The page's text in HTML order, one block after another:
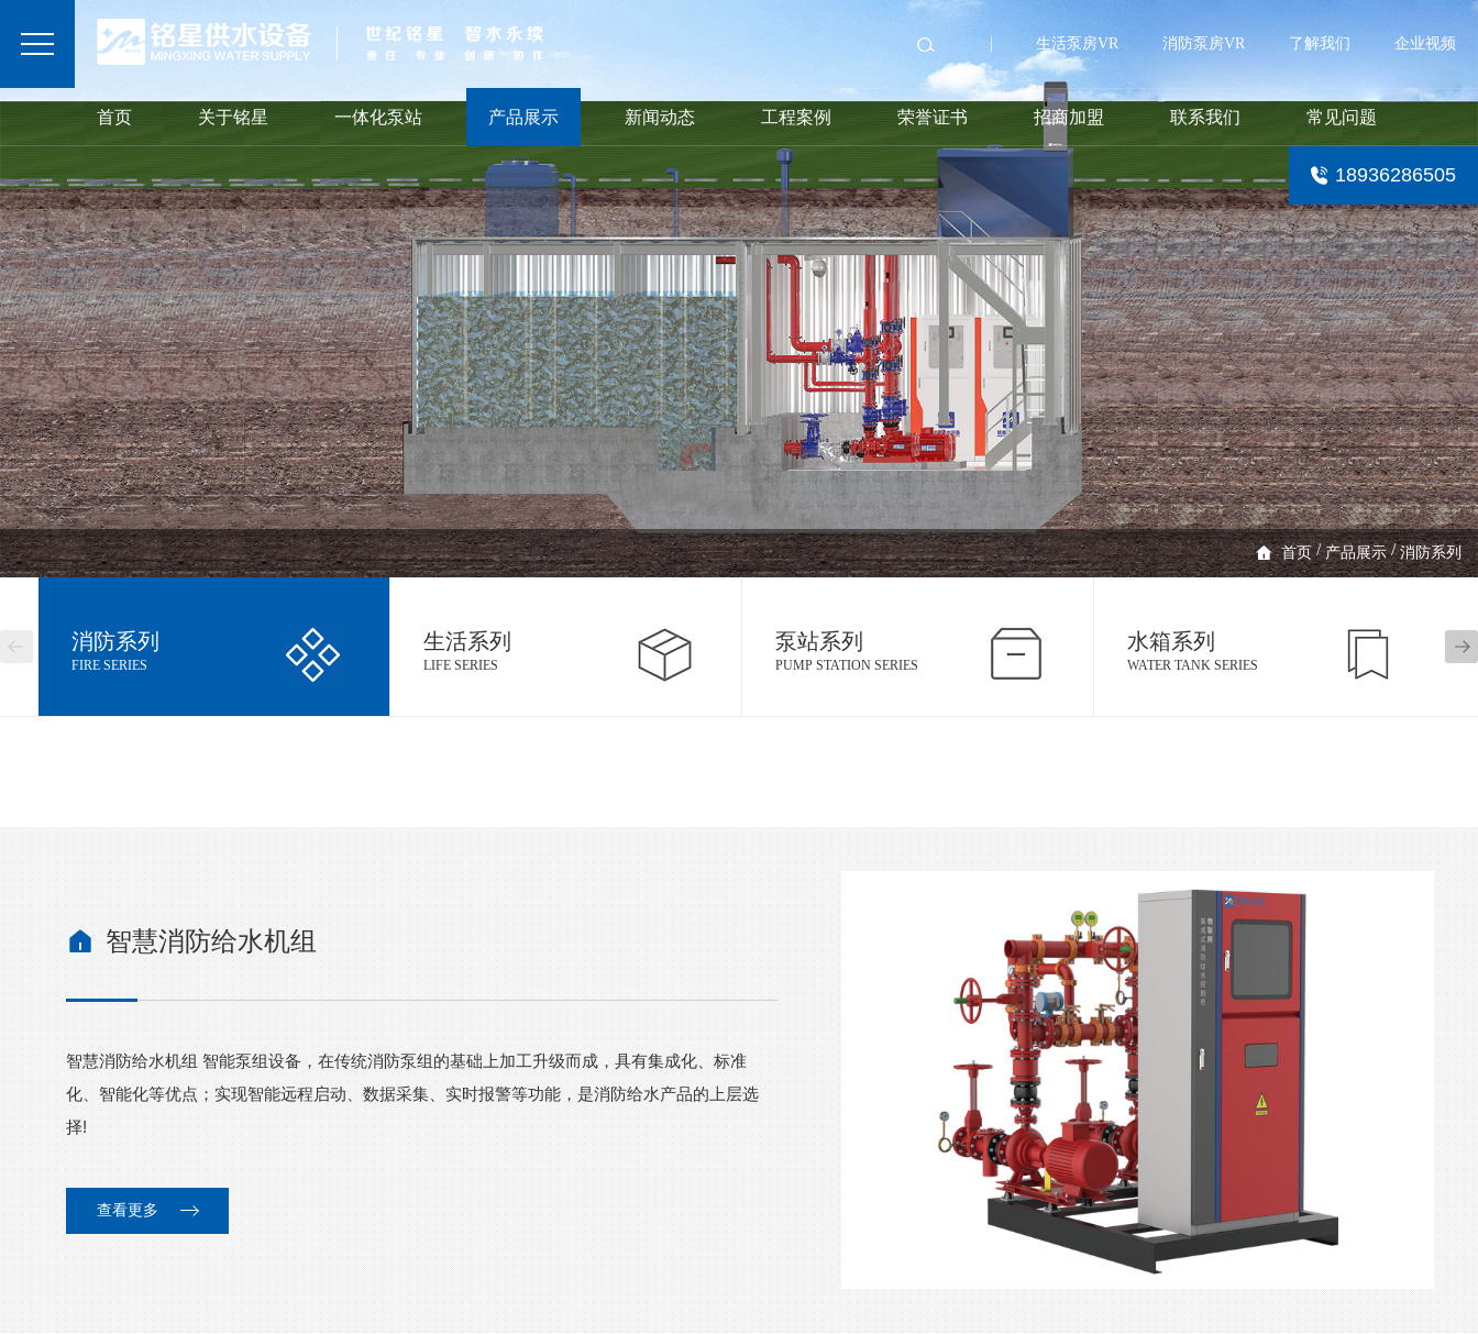
生活泵房VR 消防泵房VR 了解我们 企业视频
首页 关于铭星 一体化泵站 产品展示 新闻动态 工程案例 荣誉证书 招商加盟 联系我们 常见问题
18936286505
首页 / 产品展示 / 消防系列
消防系列
FIRE SERIES
生活系列
LIFE SERIES
泵站系列
PUMP STATION SERIES
水箱系列
WATER TANK SERIES
智慧消防给水机组
智慧消防给水机组 智能泵组设备，在传统消防泵组的基础上加工升级而成，具有集成化、标准
化、智能化等优点；实现智能远程启动、数据采集、实时报警等功能，是消防给水产品的上层选
择!
查看更多